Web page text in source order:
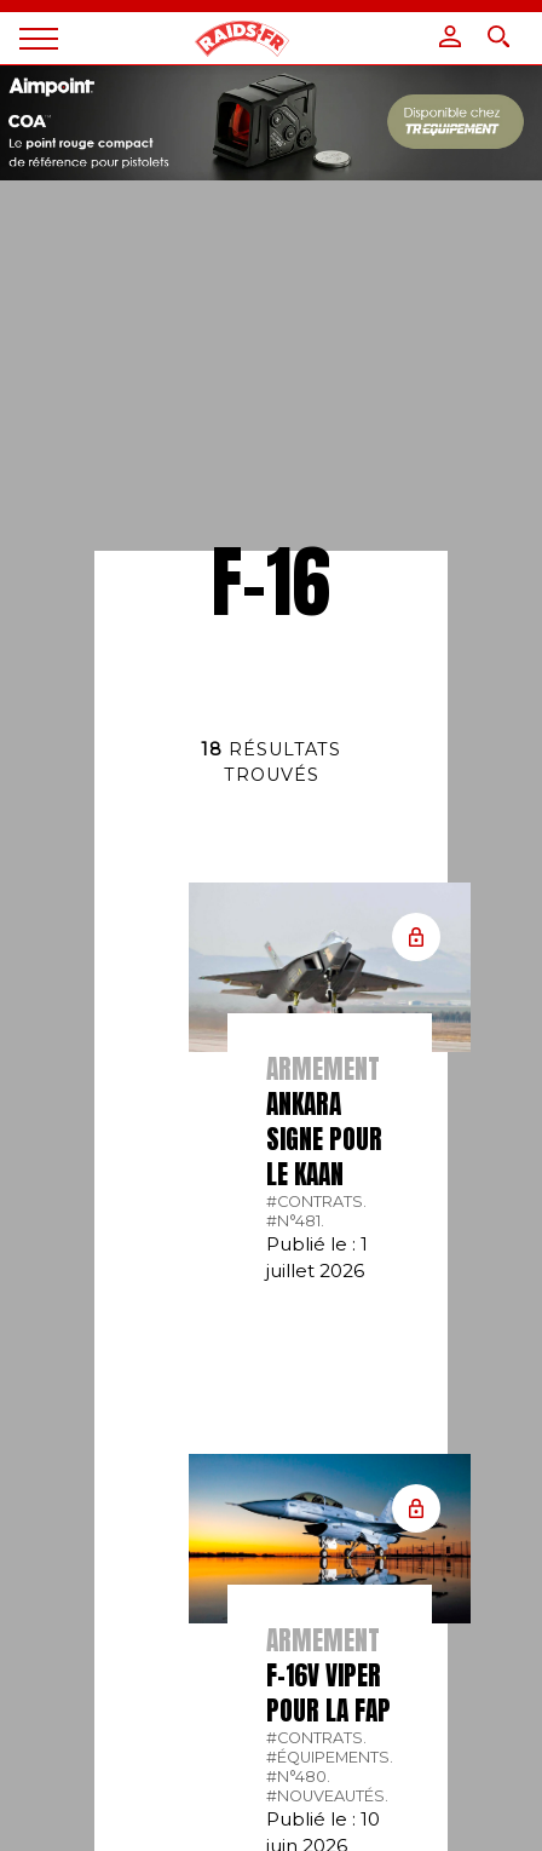
Magazine
Raids
F-16
18 RÉSULTATS
TROUVÉS
ARMEMENT
ANKARA
SIGNE POUR
LE KAAN
#CONTRATS.
#N°481.
Publié le : 1
juillet 2026
ARMEMENT
F-16V VIPER
POUR LA FAP
#CONTRATS.
#ÉQUIPEMENTS.
#N°480.
#NOUVEAUTÉS.
Publié le : 10
juin 2026
Panneau de gestion des cookies